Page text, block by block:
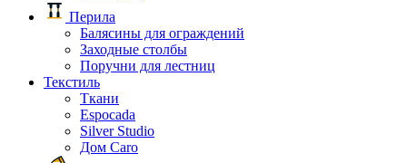
Перила
Балясины для ограждений
Заходные столбы
Поручни для лестниц
Текстиль
Ткани
Espocada
Silver Studio
Дом Caro